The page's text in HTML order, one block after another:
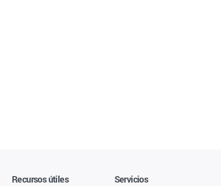
Recursos útiles Servicios